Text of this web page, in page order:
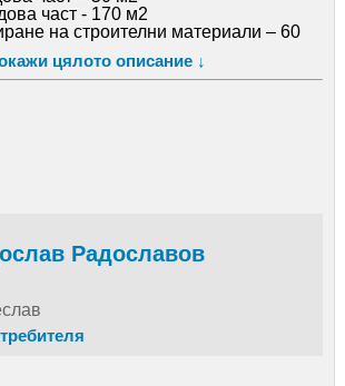
част - 170 м2
на строителни материали – 60
- 490 м2
в бившия стопански двор,
цялото описание ↓
Радославов